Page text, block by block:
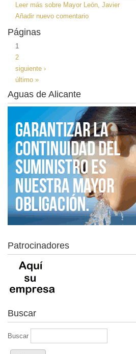
Leer más sobre Mayor León, Javier
Añadir nuevo comentario
Páginas
1
2
siguiente ›
último »
Aguas de Alicante
Patrocinadores
Buscar
Buscar